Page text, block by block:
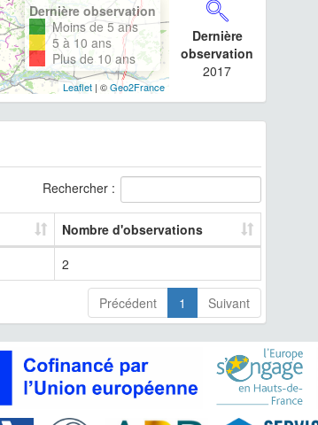
Dernière observation
Moins de 5 ans
5 à 10 ans
Plus de 10 ans
Leaflet| ©Geo2France
Dernière
observation
2017
Rechercher :
Nombre d'observations
2
Précédent 1 Suivant